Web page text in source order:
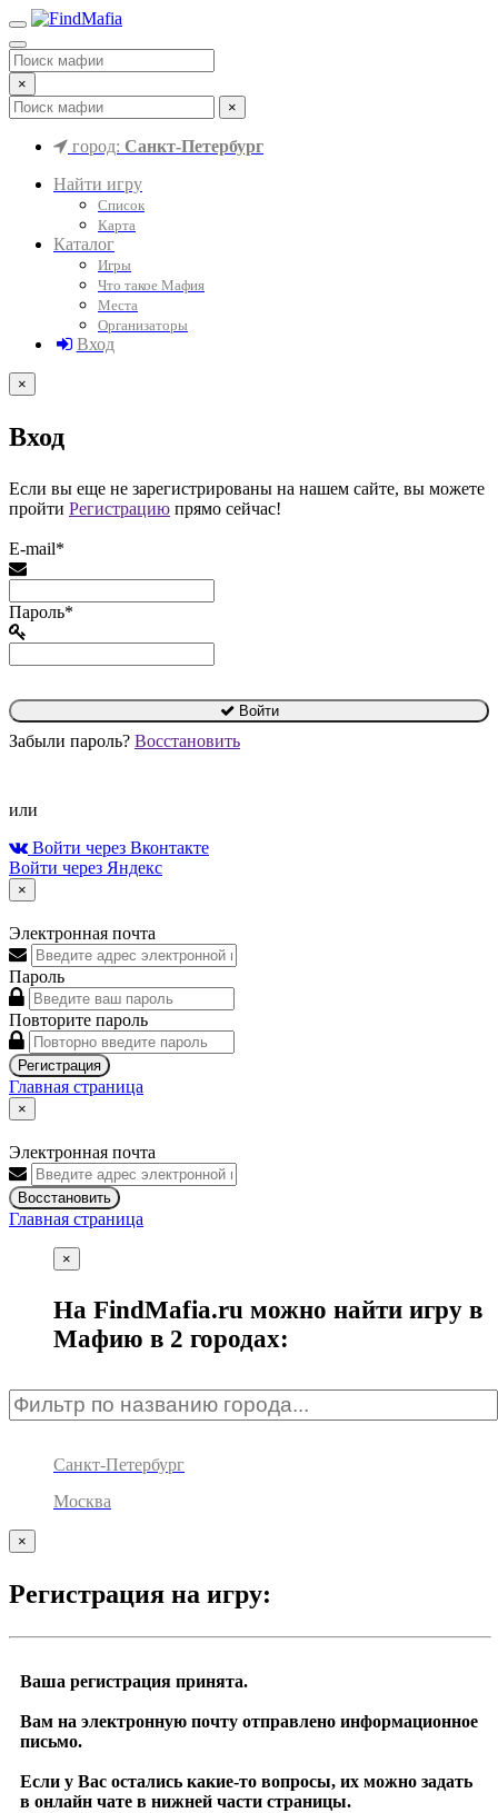
×
×
город: Санкт-Петербург
Найти игру
Список
Карта
Каталог
Игры
Что такое Мафия
Места
Организаторы
Вход
×
Вход
Если вы еще не зарегистрированы на нашем сайте, вы можете
пройти Регистрацию прямо сейчас!
E-mail*
Пароль*
Войти
Забыли пароль? Восстановить
или
Войти через Вконтакте
Войти через Яндекс
×
Электронная почта
Пароль
Повторите пароль
Регистрация
Главная страница
×
Электронная почта
Восстановить
Главная страница
×
На FindMafia.ru можно найти игру в
Мафию в 2 городах:
Санкт-Петербург
Москва
×
Регистрация на игру:
Ваша регистрация принята.
Вам на электронную почту отправлено информационное
письмо.
Если у Вас остались какие-то вопросы, их можно задать
в онлайн чате в нижней части страницы.